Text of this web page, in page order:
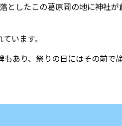
としたこの葛原岡の地に神社が
います。
あり、祭りの日にはその前で